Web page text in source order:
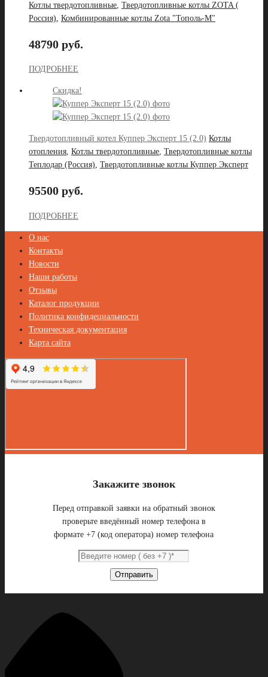
Котлы твердотопливные, Твердотопливные котлы ZOTA (
Россия), Комбинированные котлы Zota "Тополь-М"
48790 руб.
ПОДРОБНЕЕ
Скидка!
Твердотопливный котел Куппер Эксперт 15 (2.0) Котлы
отопления, Котлы твердотопливные, Твердотопливные котлы
Теплодар (Россия), Твердотопливные котлы Куппер Эксперт
95500 руб.
ПОДРОБНЕЕ
О нас
Контакты
Новости
Наши работы
Отзывы
Каталог продукции
Политика конфидециальности
Техническая документация
Карта сайта
Закажите звонок
Перед отправкой заявки на обратный звонок
проверьте введённый номер телефона в
формате +7 (код оператора) номер телефона
Отправить